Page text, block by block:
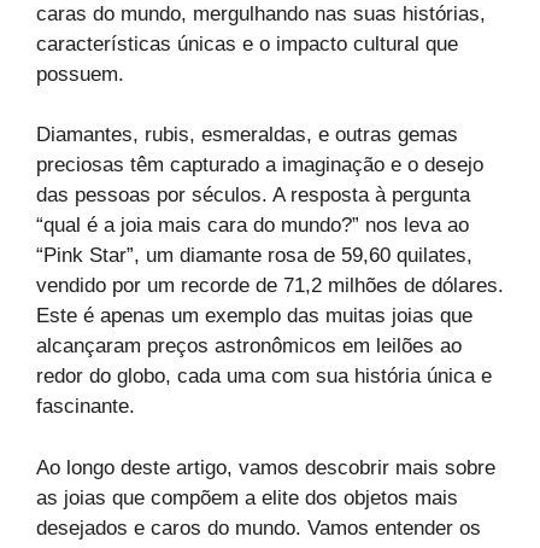
caras do mundo, mergulhando nas suas histórias,
características únicas e o impacto cultural que
possuem.
Diamantes, rubis, esmeraldas, e outras gemas
preciosas têm capturado a imaginação e o desejo
das pessoas por séculos. A resposta à pergunta
“qual é a joia mais cara do mundo?” nos leva ao
“Pink Star”, um diamante rosa de 59,60 quilates,
vendido por um recorde de 71,2 milhões de dólares.
Este é apenas um exemplo das muitas joias que
alcançaram preços astronômicos em leilões ao
redor do globo, cada uma com sua história única e
fascinante.
Ao longo deste artigo, vamos descobrir mais sobre
as joias que compõem a elite dos objetos mais
desejados e caros do mundo. Vamos entender os